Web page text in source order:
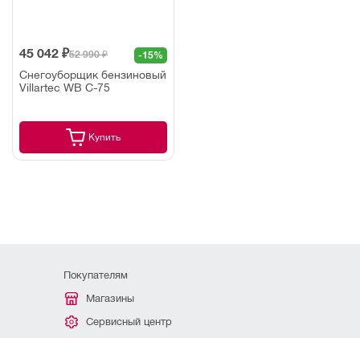
45 042 ₽52 990 ₽ -15%
Снегоуборщик бензиновый
Villartec WB C-75
Купить
Покупателям
Магазины
Сервисный центр